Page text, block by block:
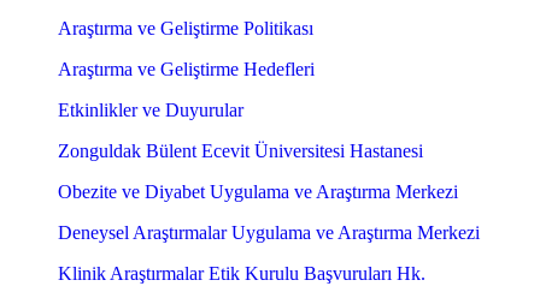
Araştırma ve Geliştirme Politikası
Araştırma ve Geliştirme Hedefleri
Etkinlikler ve Duyurular
Zonguldak Bülent Ecevit Üniversitesi Hastanesi
Obezite ve Diyabet Uygulama ve Araştırma Merkezi
Deneysel Araştırmalar Uygulama ve Araştırma Merkezi
Klinik Araştırmalar Etik Kurulu Başvuruları Hk.